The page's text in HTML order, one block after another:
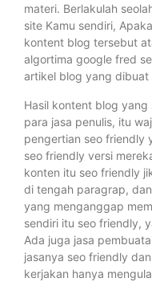
materi. Berlakulah
site Kamu sendiri,
kontent blog tersebut
algortima google fred
artikel blog yang dibuat
Hasil kontent blog
para jasa penulis, itu
pengertian seo friendly
seo friendly versi
konten itu seo friendly
di tengah paragrap,
yang menganggap
sendiri itu seo friendly,
Ada juga jasa
jasanya seo friendly
kerjakan hanya